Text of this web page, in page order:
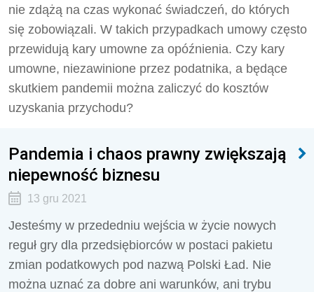
nie zdążą na czas wykonać świadczeń, do których
się zobowiązali. W takich przypadkach umowy często
przewidują kary umowne za opóźnienia. Czy kary
umowne, niezawinione przez podatnika, a będące
skutkiem pandemii można zaliczyć do kosztów
uzyskania przychodu?
Pandemia i chaos prawny zwiększają
niepewność biznesu
13 gru 2021
Jesteśmy w przededniu wejścia w życie nowych
reguł gry dla przedsiębiorców w postaci pakietu
zmian podatkowych pod nazwą Polski Ład. Nie
można uznać za dobre ani warunków, ani trybu